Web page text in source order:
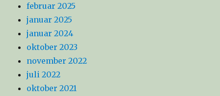
februar 2025
januar 2025
januar 2024
oktober 2023
november 2022
juli 2022
oktober 2021